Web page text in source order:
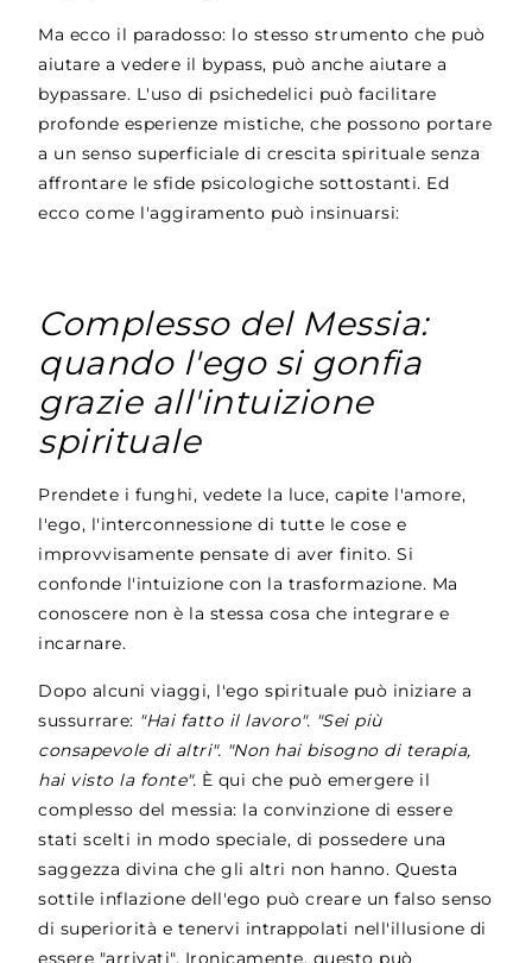
Ma ecco il paradosso: lo stesso strumento che può
aiutare a vedere il bypass, può anche aiutare a
bypassare. L'uso di psichedelici può facilitare
profonde esperienze mistiche, che possono portare
a un senso superficiale di crescita spirituale senza
affrontare le sfide psicologiche sottostanti. Ed
ecco come l'aggiramento può insinuarsi:
Complesso del Messia:
quando l'ego si gonfia
grazie all'intuizione
spirituale
Prendete i funghi, vedete la luce, capite l'amore,
l'ego, l'interconnessione di tutte le cose e
improvvisamente pensate di aver finito. Si
confonde l'intuizione con la trasformazione. Ma
conoscere non è la stessa cosa che integrare e
incarnare.
Dopo alcuni viaggi, l'ego spirituale può iniziare a
sussurrare: "Hai fatto il lavoro". "Sei più
consapevole di altri". "Non hai bisogno di terapia,
hai visto la fonte". È qui che può emergere il
complesso del messia: la convinzione di essere
stati scelti in modo speciale, di possedere una
saggezza divina che gli altri non hanno. Questa
sottile inflazione dell'ego può creare un falso senso
di superiorità e tenervi intrappolati nell'illusione di
essere "arrivati". Ironicamente, questo può